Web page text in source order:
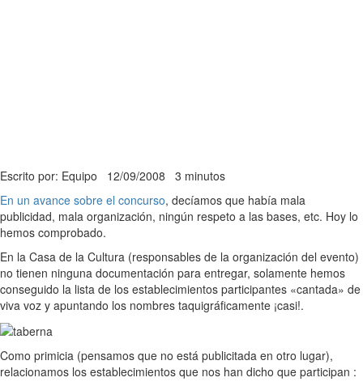
Escrito por: Equipo 12/09/2008 3 minutos
En un avance sobre el concurso, decíamos que había mala
publicidad, mala organización, ningún respeto a las bases, etc. Hoy lo
hemos comprobado.
En la Casa de la Cultura (responsables de la organización del evento)
no tienen ninguna documentación para entregar, solamente hemos
conseguido la lista de los establecimientos participantes «cantada» de
viva voz y apuntando los nombres taquigráficamente ¡casi!.
Como primicia (pensamos que no está publicitada en otro lugar),
relacionamos los establecimientos que nos han dicho que participan :